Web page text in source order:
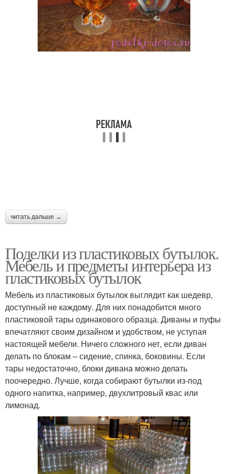
читать дальше →
Поделки из пластиковых бутылок.
Мебель и предметы интерьера из
пластиковых бутылок
Мебель из пластиковых бутылок выглядит как шедевр,
доступный не каждому. Для них понадобится много
пластиковой тары одинакового образца. Диваны и пуфы
впечатляют своим дизайном и удобством, не уступая
настоящей мебели. Ничего сложного нет, если диван
делать по блокам – сидение, спинка, боковины. Если
тары недостаточно, блоки дивана можно делать
поочередно. Лучше, когда собирают бутылки из-под
одного напитка, например, двухлитровый квас или
лимонад.